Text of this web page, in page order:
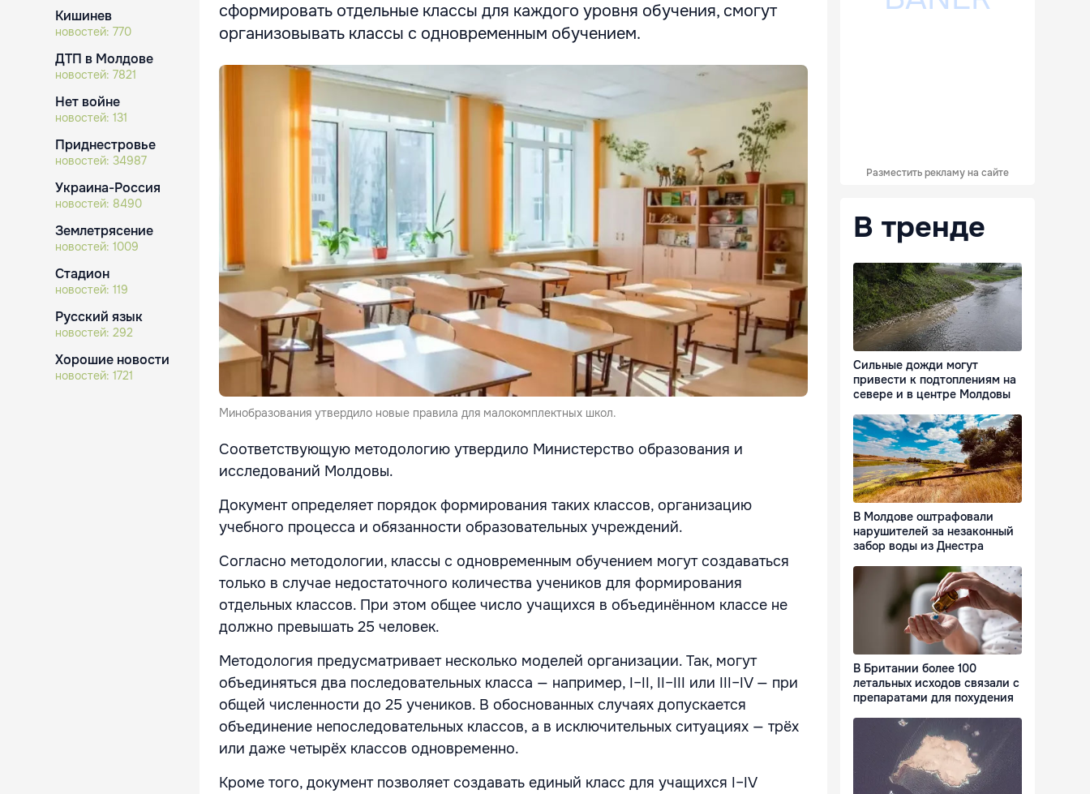
Кишинев
новостей: 770
ДТП в Молдове
новостей: 7821
Нет войне
новостей: 131
Приднестровье
новостей: 34987
Украина-Россия
новостей: 8490
Землетрясение
новостей: 1009
Стадион
новостей: 119
Русский язык
новостей: 292
Хорошие новости
новостей: 1721
сформировать отдельные классы для каждого уровня обучения, смогут
организовывать классы с одновременным обучением.
Минобразования утвердило новые правила для малокомплектных школ.
Соответствующую методологию утвердило Министерство образования и
исследований Молдовы.
Документ определяет порядок формирования таких классов, организацию
учебного процесса и обязанности образовательных учреждений.
Согласно методологии, классы с одновременным обучением могут создаваться
только в случае недостаточного количества учеников для формирования
отдельных классов. При этом общее число учащихся в объединённом классе не
должно превышать 25 человек.
Методология предусматривает несколько моделей организации. Так, могут
объединяться два последовательных класса — например, I–II, II–III или III–IV — при
общей численности до 25 учеников. В обоснованных случаях допускается
объединение непоследовательных классов, а в исключительных ситуациях — трёх
или даже четырёх классов одновременно.
Кроме того, документ позволяет создавать единый класс для учащихся I–IV
Разместить рекламу на сайте
В тренде
Сильные дожди могут
привести к подтоплениям на
севере и в центре Молдовы
В Молдове оштрафовали
нарушителей за незаконный
забор воды из Днестра
В Британии более 100
летальных исходов связали с
препаратами для похудения